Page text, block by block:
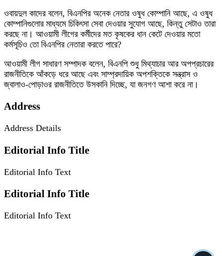
ওবায়দুল কাদের বলেন, বিএনপির অনেক নেতার ওষুধ কোম্পানি আছে, এ ওষুধ
কোম্পানিগুলোর মাধ্যমে চিকিৎসা সেবা দেওয়ার সুযোগ আছে, কিন্তু সেটাও তারা
করছে না। আওয়ামী লীগের কর্মীদের মত কৃষকের ধান কেটে দেওয়ার মতো
কর্মসূচিও তো বিএনপির নেতারা করতে পারে?
আওয়ামী লীগ সাধারণ সম্পাদক বলেন, বিএনপি শুধু মিথ্যাচার আর অপপ্রচারের
রাজনীতিকে আঁকড়ে ধরে আছে এবং সাম্প্রদায়িক অপশক্তিকে সন্ত্রাস ও
জ্বালাও-পোড়াওর রাজনীতিতে উসকানি দিচ্ছে, যা জনগণ আশা করে না।
Address
Address Details
Editorial Info Title
Editorial Info Text
Editorial Info Title
Editorial Info Text